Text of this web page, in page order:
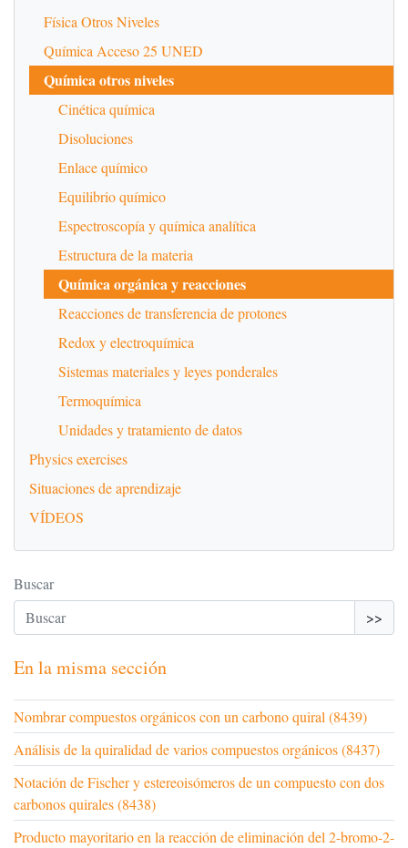
Física Otros Niveles
Química Acceso 25 UNED
Química otros niveles
Cinética química
Disoluciones
Enlace químico
Equilibrio químico
Espectroscopía y química analítica
Estructura de la materia
Química orgánica y reacciones
Reacciones de transferencia de protones
Redox y electroquímica
Sistemas materiales y leyes ponderales
Termoquímica
Unidades y tratamiento de datos
Physics exercises
Situaciones de aprendizaje
VÍDEOS
Buscar
>>
En la misma sección
Nombrar compuestos orgánicos con un carbono quiral (8439)
Análisis de la quiralidad de varios compuestos orgánicos (8437)
Notación de Fischer y estereoisómeros de un compuesto con dos
carbonos quirales (8438)
Producto mayoritario en la reacción de eliminación del 2-bromo-2-